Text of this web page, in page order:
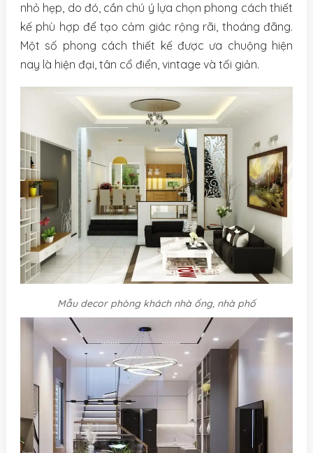
nhỏ hẹp, do đó, cần chú ý lựa chọn phong cách thiết
kế phù hợp để tạo cảm giác rộng rãi, thoáng đãng.
Một số phong cách thiết kế được ưa chuộng hiện
nay là hiện đại, tân cổ điển, vintage và tối giản.
Mẫu decor phòng khách nhà ống, nhà phố